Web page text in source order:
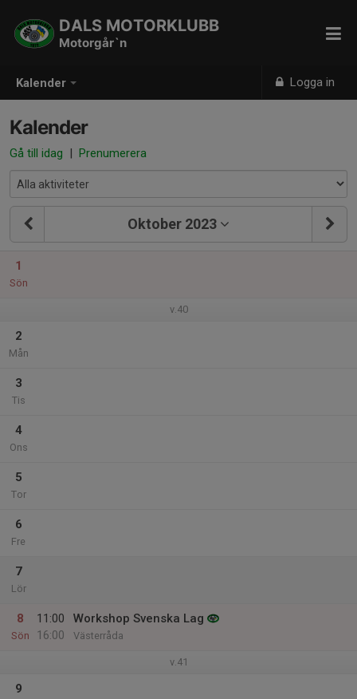
Kalender Logga in
DALS MOTORKLUBB
Motorgår`n
Kalender
Gå till idag | Prenumerera
Oktober 2023
1
Sön
v.40
2
Mån
3
Tis
4
Ons
5
Tor
6
Fre
7
Lör
8
Sön
11:00
16:00
Workshop Svenska Lag
Västerråda
v.41
9